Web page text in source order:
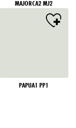
MAJORCA2 MJ2
PAPUA1 PP1